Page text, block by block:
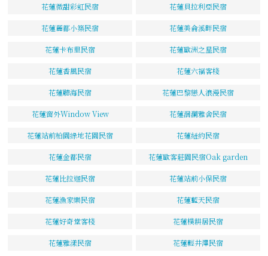
花蓮微甜彩虹民宿 花蓮貝拉利亞民宿
花蓮麗都小築民宿 花蓮美侖溪畔民宿
花蓮卡布里民宿 花蓮歐洲之星民宿
花蓮香風民宿 花蓮六福客棧
花蓮聽海民宿 花蓮巴黎戀人浪漫民宿
花蓮窗外Window View 花蓮洄瀾雅舍民宿
花蓮站前柏園綠地花園民宿 花蓮紐約民宿
花蓮金都民宿 花蓮歐客莊園民宿Oak garden
花蓮比拉迦民宿 花蓮站前小保民宿
花蓮漁家樂民宿 花蓮藍天民宿
花蓮好奇堂客棧 花蓮樸耕居民宿
花蓮雅漾民宿 花蓮輕井澤民宿